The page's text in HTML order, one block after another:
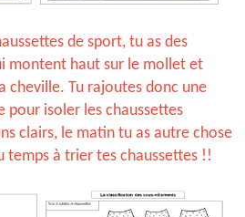
de sport, tu as des
montent haut sur le mollet et
cheville. Tu rajoutes donc une
pour isoler les chaussettes
clairs, le matin tu as autre chose
temps à trier tes chaussettes !!